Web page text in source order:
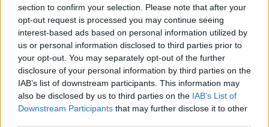
section to confirm your selection. Please note that after your
opt-out request is processed you may continue seeing
interest-based ads based on personal information utilized by
us or personal information disclosed to third parties prior to
your opt-out. You may separately opt-out of the further
disclosure of your personal information by third parties on the
IAB’s list of downstream participants. This information may
also be disclosed by us to third parties on the IAB’s List of
Downstream Participants that may further disclose it to other
μεγάλο τελικό.
ΔΙΑΒΑΣΤΕ ΕΠΙΣΗΣ
Αθλητισμός|07.05.2026 23:51
Και ξανά θα γίνει Βασίλισσα! Η ΑΕΚ
σάρωσε τη Μάλαγα και θα